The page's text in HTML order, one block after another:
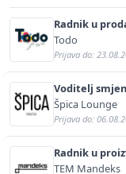
Radnik u
Todo
Prijava do:
Voditelj
Špica Lounge
Prijava do:
Radnik u
TEM Mandeks